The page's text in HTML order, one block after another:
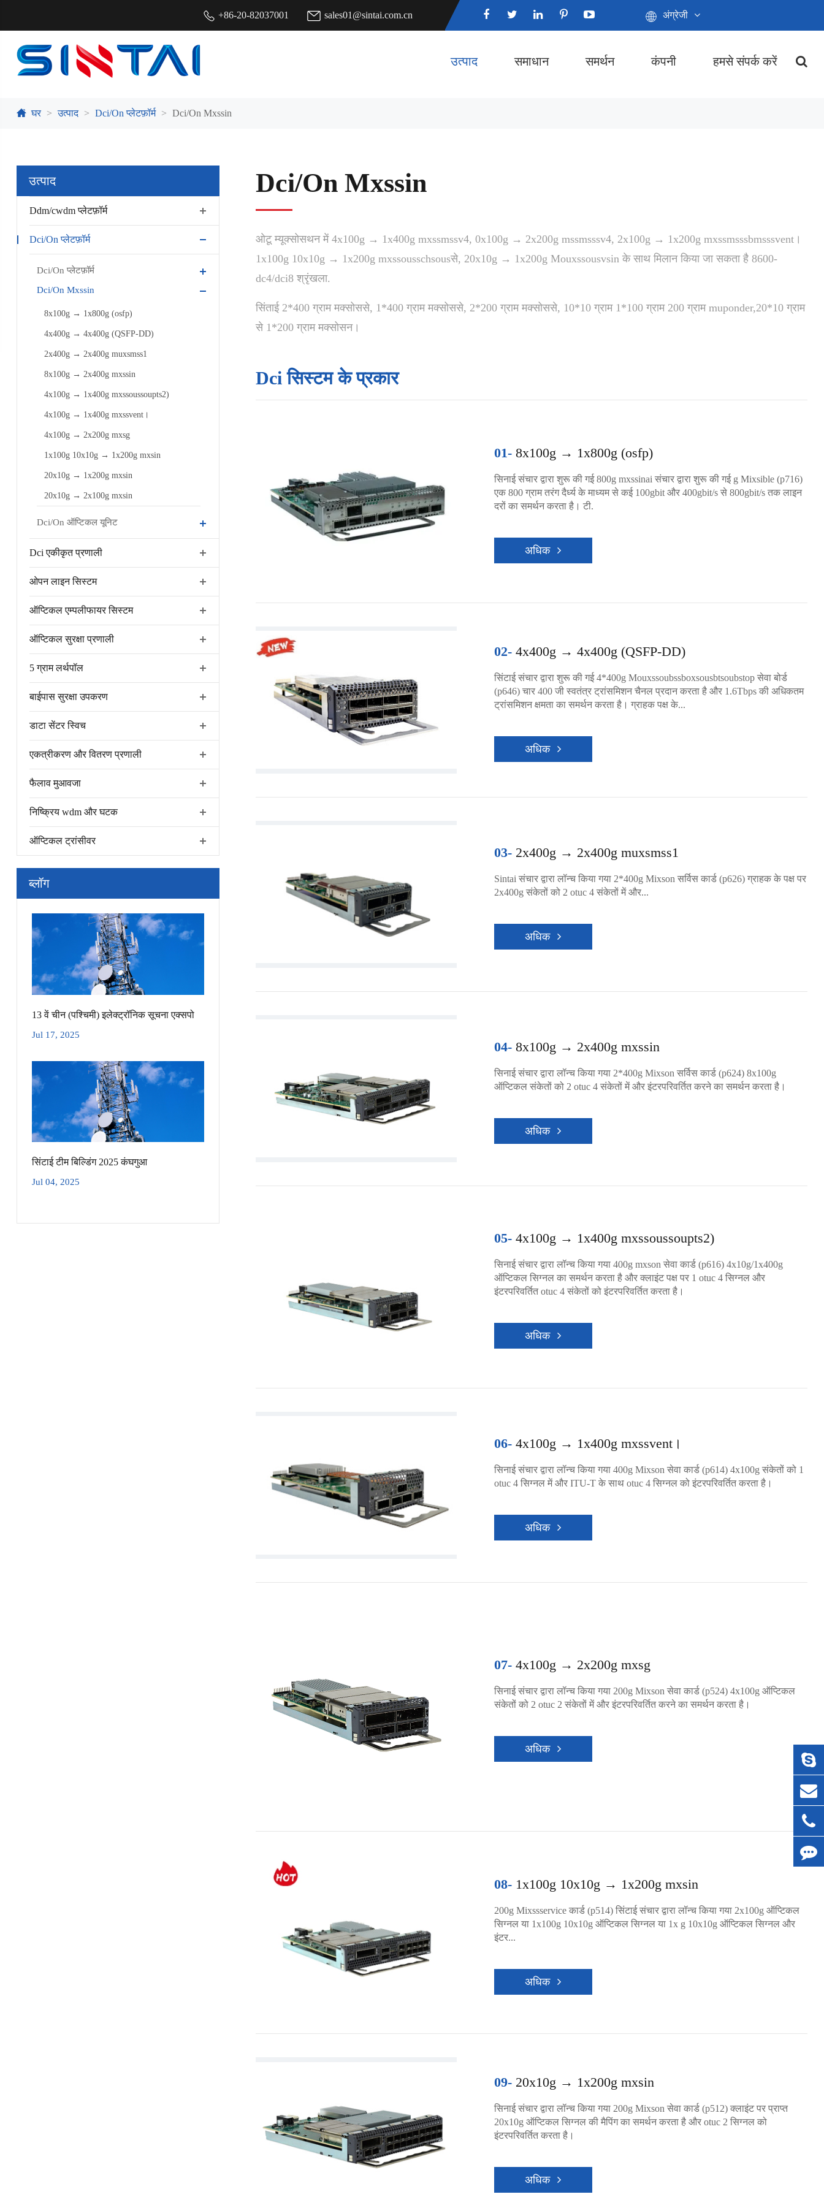
+86-20-82037001 sales01@sintai.com.cn अंग्रेजी
उत्पाद समाधान समर्थन कंपनी हमसे संपर्क करें
घर उत्पाद Dci/On प्लेटफ़ॉर्म Dci/On Mxssin
उत्पाद
Ddm/cwdm प्लेटफ़ॉर्म
Dci/On प्लेटफ़ॉर्म
Dci/On प्लेटफ़ॉर्म
Dci/On Mxssin
8x100g → 1x800g (osfp)
4x400g → 4x400g (QSFP-DD)
2x400g → 2x400g muxsmss1
8x100g → 2x400g mxssin
4x100g → 1x400g mxssoussoupts2)
4x100g → 1x400g mxssvent।
4x100g → 2x200g mxsg
1x100g 10x10g → 1x200g mxsin
20x10g → 1x200g mxsin
20x10g → 2x100g mxsin
Dci/On ऑप्टिकल यूनिट
Dci एकीकृत प्रणाली
ओपन लाइन सिस्टम
ऑप्टिकल एम्पलीफायर सिस्टम
ऑप्टिकल सुरक्षा प्रणाली
5 ग्राम लर्थपॉल
बाईपास सुरक्षा उपकरण
डाटा सेंटर स्विच
एकत्रीकरण और वितरण प्रणाली
फैलाव मुआवजा
निष्क्रिय wdm और घटक
ऑप्टिकल ट्रांसीवर
ब्लॉग
13 वें चीन (पश्चिमी) इलेक्ट्रॉनिक सूचना एक्सपो
Jul 17, 2025
सिंटाई टीम बिल्डिंग 2025 कंघगुआ
Jul 04, 2025
Dci/On Mxssin
ओटू म्यूक्सोसथन में 4x100g → 1x400g mxssmssv4, 0x100g → 2x200g mssmsssv4, 2x100g → 1x200g mxssmsssbmsssvent।
1x100g 10x10g → 1x200g mxssousschsousसे, 20x10g → 1x200g Mouxssousvsin के साथ मिलान किया जा सकता है 8600-
dc4/dci8 श्रृंखला.
सिंताई 2*400 ग्राम मक्सोससे, 1*400 ग्राम मक्सोससे, 2*200 ग्राम मक्सोससे, 10*10 ग्राम 1*100 ग्राम 200 ग्राम muponder,20*10 ग्राम
से 1*200 ग्राम मक्सोसन।
Dci सिस्टम के प्रकार
01-8x100g → 1x800g (osfp)
सिनाई संचार द्वारा शुरू की गई 800g mxssinai संचार द्वारा शुरू की गई g Mixsible (p716)
एक 800 ग्राम तरंग दैर्ध्य के माध्यम से कई 100gbit और 400gbit/s से 800gbit/s तक लाइन
दरों का समर्थन करता है। टी.
अधिक
02-4x400g → 4x400g (QSFP-DD)
सिंटाई संचार द्वारा शुरू की गई 4*400g Mouxssoubssboxsousbtsoubstop सेवा बोर्ड
(p646) चार 400 जी स्वतंत्र ट्रांसमिशन चैनल प्रदान करता है और 1.6Tbps की अधिकतम
ट्रांसमिशन क्षमता का समर्थन करता है। ग्राहक पक्ष के...
अधिक
03-2x400g → 2x400g muxsmss1
Sintai संचार द्वारा लॉन्च किया गया 2*400g Mixson सर्विस कार्ड (p626) ग्राहक के पक्ष पर
2x400g संकेतों को 2 otuc 4 संकेतों में और...
अधिक
04-8x100g → 2x400g mxssin
सिनाई संचार द्वारा लॉन्च किया गया 2*400g Mixson सर्विस कार्ड (p624) 8x100g
ऑप्टिकल संकेतों को 2 otuc 4 संकेतों में और इंटरपरिवर्तित करने का समर्थन करता है।
अधिक
05-4x100g → 1x400g mxssoussoupts2)
सिनाई संचार द्वारा लॉन्च किया गया 400g mxson सेवा कार्ड (p616) 4x10g/1x400g
ऑप्टिकल सिग्नल का समर्थन करता है और क्लाइंट पक्ष पर 1 otuc 4 सिग्नल और
इंटरपरिवर्तित otuc 4 संकेतों को इंटरपरिवर्तित करता है।
अधिक
06-4x100g → 1x400g mxssvent।
सिनाई संचार द्वारा लॉन्च किया गया 400g Mixson सेवा कार्ड (p614) 4x100g संकेतों को 1
otuc 4 सिग्नल में और ITU-T के साथ otuc 4 सिग्नल को इंटरपरिवर्तित करता है।
अधिक
07-4x100g → 2x200g mxsg
सिनाई संचार द्वारा लॉन्च किया गया 200g Mixson सेवा कार्ड (p524) 4x100g ऑप्टिकल
संकेतों को 2 otuc 2 संकेतों में और इंटरपरिवर्तित करने का समर्थन करता है।
अधिक
08-1x100g 10x10g → 1x200g mxsin
200g Mixssservice कार्ड (p514) सिंटाई संचार द्वारा लॉन्च किया गया 2x100g ऑप्टिकल
सिग्नल या 1x100g 10x10g ऑप्टिकल सिग्नल या 1x g 10x10g ऑप्टिकल सिग्नल और
इंटर...
अधिक
09-20x10g → 1x200g mxsin
सिनाई संचार द्वारा लॉन्च किया गया 200g Mixson सेवा कार्ड (p512) क्लाइंट पर प्राप्त
20x10g ऑप्टिकल सिग्नल की मैपिंग का समर्थन करता है और otuc 2 सिग्नल को
इंटरपरिवर्तित करता है।
अधिक